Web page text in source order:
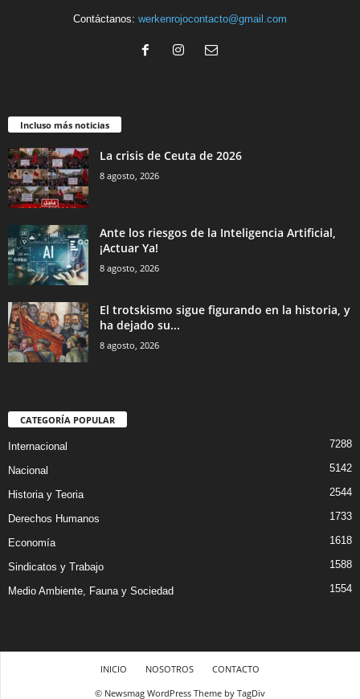
Contáctanos: werkenrojocontacto@gmail.com
Incluso más noticias
La crisis de Ceuta de 2026
8 agosto, 2026
Ante los riesgos de la Inteligencia Artificial,
¡Actuar Ya!
8 agosto, 2026
El trotskismo sigue figurando en la historia, y
ha dejado su...
8 agosto, 2026
CATEGORÍA POPULAR
Internacional 7288
Nacional 5142
Historia y Teoria 2544
Derechos Humanos 1733
Economía 1618
Sindicatos y Trabajo 1588
Medio Ambiente, Fauna y Sociedad 1554
INICIO NOSOTROS
CONTACTO
© Newsmag WordPress Theme by TagDiv